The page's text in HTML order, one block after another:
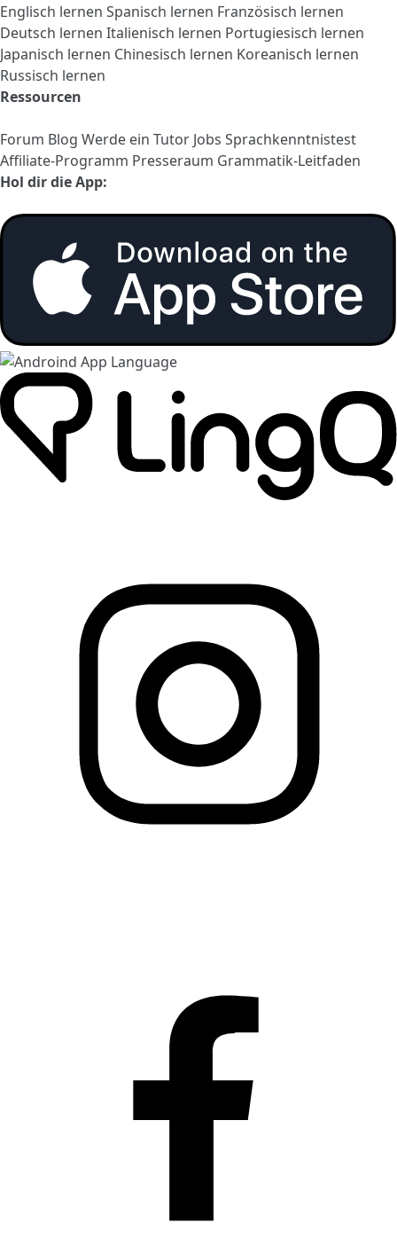
Englisch lernen Spanisch lernen Französisch lernen
Deutsch lernen Italienisch lernen Portugiesisch lernen
Japanisch lernen Chinesisch lernen Koreanisch lernen
Russisch lernen
Ressourcen
Forum Blog Werde ein Tutor Jobs Sprachkenntnistest
Affiliate-Programm Presseraum Grammatik-Leitfaden
Hol dir die App: